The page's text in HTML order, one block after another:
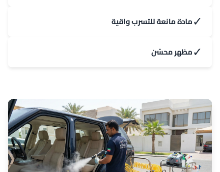
✓مادة مانعة للتسرب واقية
✓مظهر محسّن